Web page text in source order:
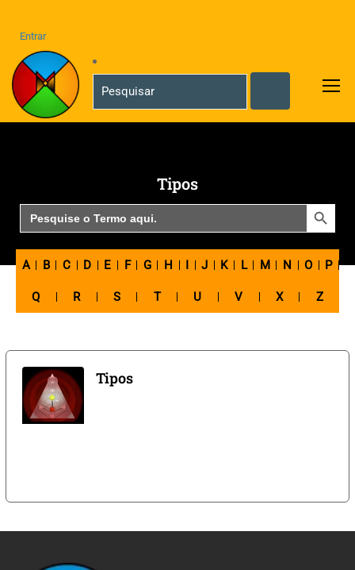
Entrar
Tipos
Search
for:
SEARCH BUTTON
A B C D E F G H I J K L M N O P
Q R S T U V X Z
Tipos